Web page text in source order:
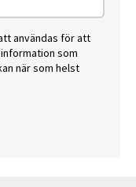
användas för att
som
när som helst